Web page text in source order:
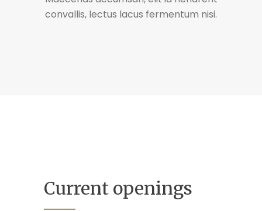
convallis, lectus lacus fermentum nisi.
Current openings